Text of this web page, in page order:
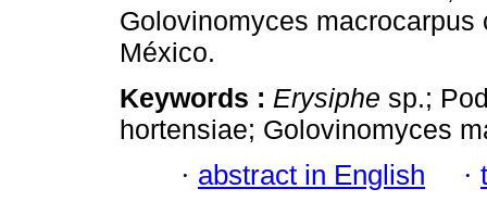
Golovinomyces
México.
Keywords : Erysiphe sp.;
hortensiae; Golovinomyces
· abstract in English ·